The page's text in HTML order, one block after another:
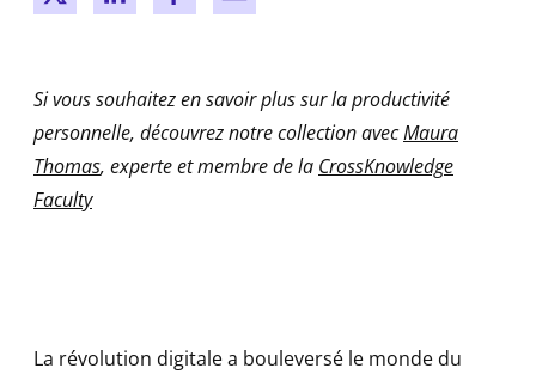
Si vous souhaitez en savoir plus sur la productivité
personnelle, découvrez notre collection avecMaura
Thomas, experte et membre de la CrossKnowledge
Faculty
La révolution digitale a bouleversé le monde du